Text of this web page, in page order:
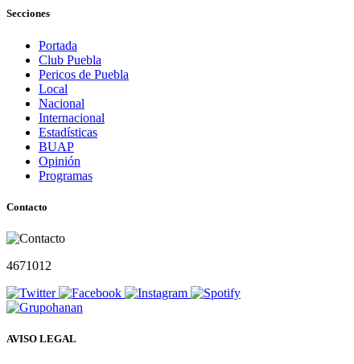
Secciones
Portada
Club Puebla
Pericos de Puebla
Local
Nacional
Internacional
Estadísticas
BUAP
Opinión
Programas
Contacto
4671012
AVISO LEGAL